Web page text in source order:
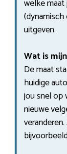
welke maat
uitgeven.
Wat is
De maat
huidige
jou snel op
nieuwe